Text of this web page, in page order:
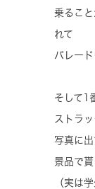
乗るこ
れて
パレー
そして1
ストラ
写真に
景品で貰
（実は